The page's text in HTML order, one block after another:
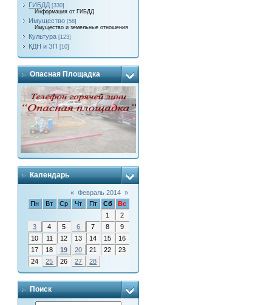
ГИБДД [330]
Информация от ГИБДД
Имущество [58]
Имущество и земельные отношения
Культура [123]
КДН и ЗП [10]
Опасная Площадка
Календарь
« Февраль 2014 »
Пн
Вт Ср Чт Пт Сб
Вс
1
2
3
4 5 6 7 8
9
10
11 12 13 14 15
16
17
18 19 20 21 22
23
24
25 26 27 28
Поиск